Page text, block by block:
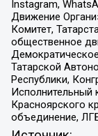
Instagram,
Движение
Комитет,
общественное
Татарской
Республики,
Исполнительный
Красноярского
объединение,